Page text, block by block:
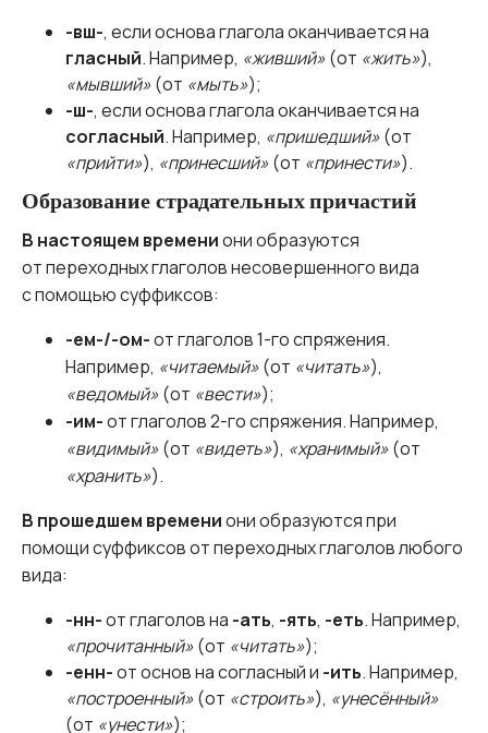
-вш-, если основа глагола оканчивается на
гласный. Например, «живший»(от «жить»),
«мывший»(от «мыть»);
-ш-, если основа глагола оканчивается на
согласный. Например, «пришедший»(от
«прийти»), «принесший»(от «принести»).
Образование страдательных причастий
В настоящем времениони образуются
от переходных глаголов несовершенного вида
с помощью суффиксов:
-ем-/-ом-от глаголов 1-го спряжения.
Например, «читаемый»(от «читать»),
«ведомый»(от «вести»);
-им-от глаголов 2-го спряжения. Например,
«видимый»(от «видеть»), «хранимый»(от
«хранить»).
В прошедшем времениони образуются при
помощи суффиксов от переходных глаголов любого
вида:
-нн-от глаголов на -ать, -ять, -еть. Например,
«прочитанный»(от «читать»);
-енн-от основ на согласный и -ить. Например,
«построенный»(от «строить»), «унесённый»
(от «унести»);